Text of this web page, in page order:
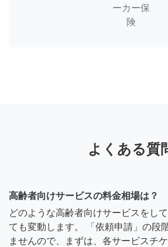
ーカー保
険
よくある質
高齢者向けサービスの料金相場は？
どのような高齢者向けサービスをし
ても変動します。 「依頼申請」の段
ませんので、まずは、各サービスチ